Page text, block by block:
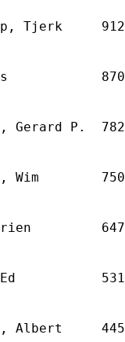
Tjerk     912
870
Gerard P.  782
Wim        750
Arien         647
Ed           531
Albert     445